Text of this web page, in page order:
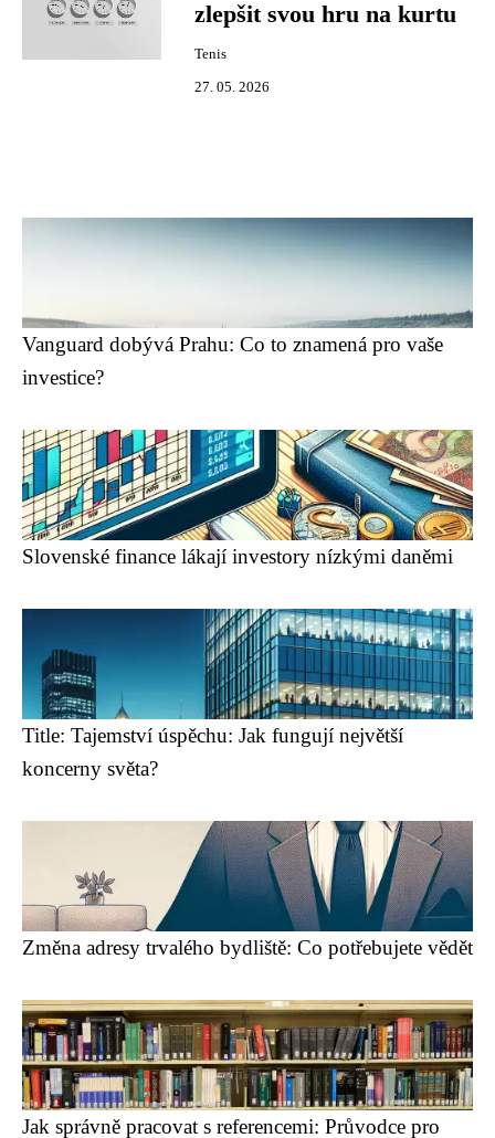
zlepšit svou hru na kurtu
Tenis
27. 05. 2026
Vanguard dobývá Prahu: Co to znamená pro vaše
investice?
Slovenské finance lákají investory nízkými daněmi
Title: Tajemství úspěchu: Jak fungují největší
koncerny světa?
Změna adresy trvalého bydliště: Co potřebujete vědět
Jak správně pracovat s referencemi: Průvodce pro